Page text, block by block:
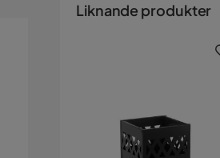
Liknande produkter